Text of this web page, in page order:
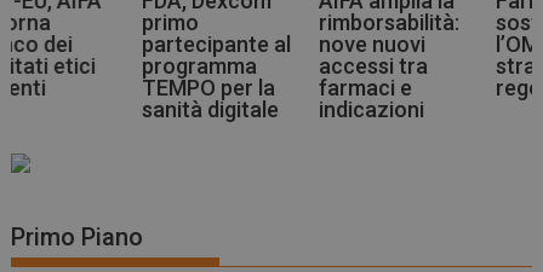
primo
partecipante al
programma
TEMPO per la
rimborsabilità:
nove nuovi
accessi tra
farmaci e
indicazioni
sostenibili,
l’OMS indica la
strada agli enti
regolatori
Primo Piano